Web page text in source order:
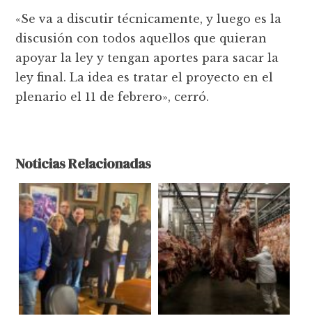
«Se va a discutir técnicamente, y luego es la
discusión con todos aquellos que quieran
apoyar la ley y tengan aportes para sacar la
ley final. La idea es tratar el proyecto en el
plenario el 11 de febrero», cerró.
Noticias Relacionadas